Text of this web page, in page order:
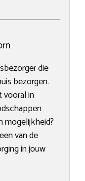
die
bezorgen.
vooral in
mogelijkheid?
van de
in jouw